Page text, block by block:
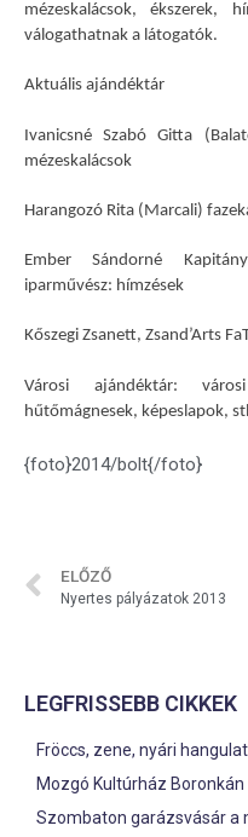
mézeskalácsok, ékszerek,
válogathatnak a látogatók.
Aktuális ajándéktár
Ivanicsné Szabó Gitta
mézeskalácsok
Harangozó Rita (Marcali)
Ember Sándorné
iparművész: hímzések
Kőszegi Zsanett, Zsand’Arts
Városi ajándéktár:
hűtőmágnesek, képeslapok,
{foto}2014/bolt{/foto}
ELŐZŐ
Nyertes pályázatok 2013
LEGFRISSEBB CIKKEK
Fröccs, zene, nyári
Mozgó Kultúrház Boronkán
Szombaton garázsvásár a